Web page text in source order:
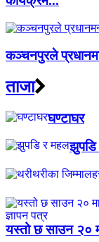
कञ्चनपुरले
ताजा
घण्टाघर
यस्तो छ साउन २०